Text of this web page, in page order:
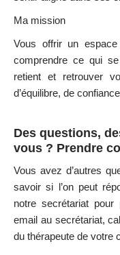
Ma mission
Vous offrir un
comprendre ce qui
retient et retrouver
d’équilibre, de
Des questions,
vous ? Prendre
Vous avez d’autres
savoir si l’on peut
notre secrétariat
email au secrétariat,
du thérapeute de votre